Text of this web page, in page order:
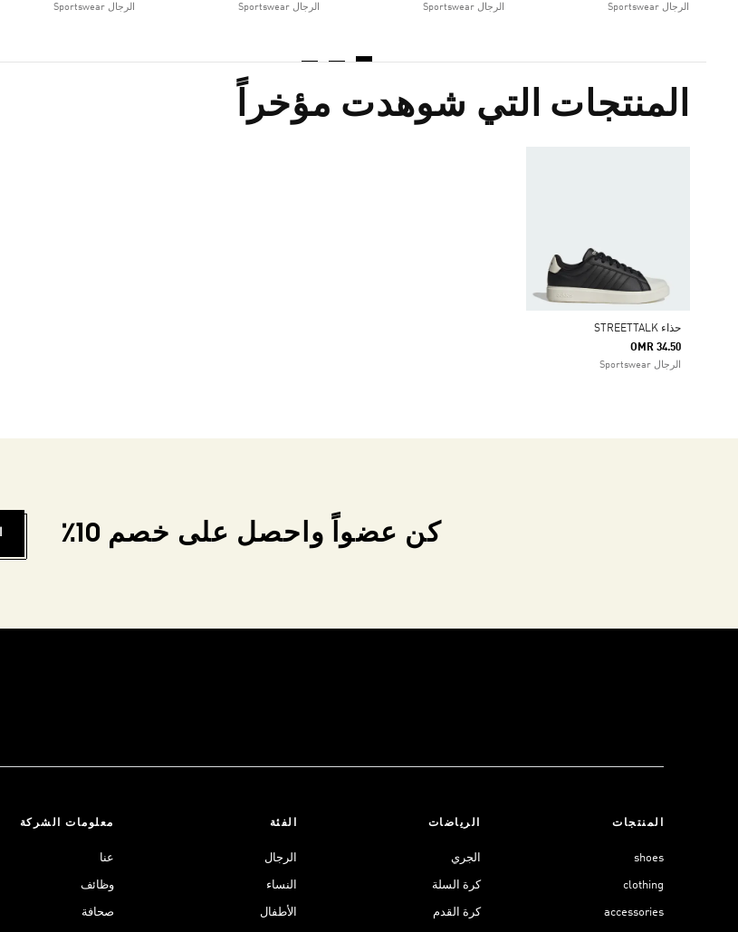
الرجال Sportswear الرجال Sportswear الرجال Sportswear الرجال Sportswear
المنتجات التي شوهدت مؤخراً
حذاء STREETTALK
OMR 34.50
الرجال Sportswear
كن عضواً واحصل على خصم 10٪
المنتجات
shoes
clothing
accessories
الرياضات
الجري
كرة السلة
كرة القدم
الفئة
الرجال
النساء
الأطفال
معلومات الشركة
عنا
وظائف
صحافة